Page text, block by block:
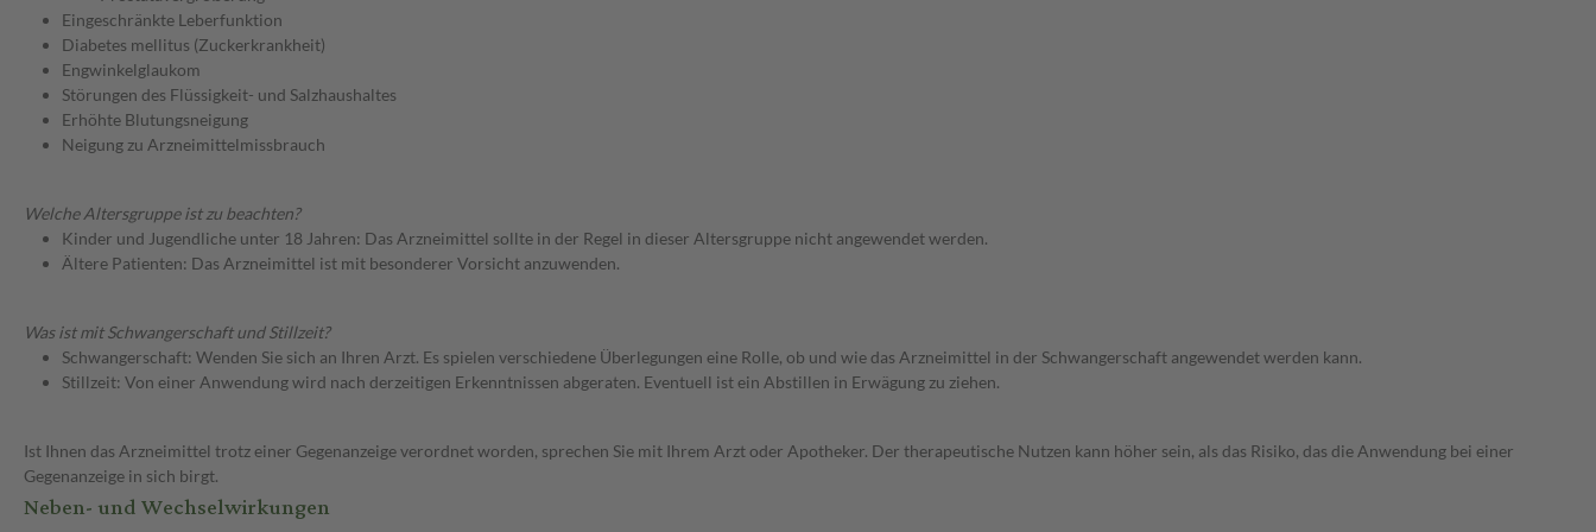
Eingeschränkte Leberfunktion
Diabetes mellitus (Zuckerkrankheit)
Engwinkelglaukom
Störungen des Flüssigkeit- und Salzhaushaltes
Erhöhte Blutungsneigung
Neigung zu Arzneimittelmissbrauch
Welche Altersgruppe ist zu beachten?
Kinder und Jugendliche unter 18 Jahren: Das Arzneimittel sollte in der Regel in dieser Altersgruppe nicht angewendet werden.
Ältere Patienten: Das Arzneimittel ist mit besonderer Vorsicht anzuwenden.
Was ist mit Schwangerschaft und Stillzeit?
Schwangerschaft: Wenden Sie sich an Ihren Arzt. Es spielen verschiedene Überlegungen eine Rolle, ob und wie das Arzneimittel in der Schwangerschaft angewendet werden kann.
Stillzeit: Von einer Anwendung wird nach derzeitigen Erkenntnissen abgeraten. Eventuell ist ein Abstillen in Erwägung zu ziehen.
Ist Ihnen das Arzneimittel trotz einer Gegenanzeige verordnet worden, sprechen Sie mit Ihrem Arzt oder Apotheker. Der therapeutische Nutzen kann höher sein, als das Risiko, das die Anwendung bei einer
Gegenanzeige in sich birgt.
Neben- und Wechselwirkungen